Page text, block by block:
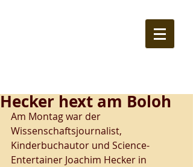
Hecker hext am Boloh
Am Montag war der
Wissenschaftsjournalist,
Kinderbuchautor und Science-
Entertainer Joachim Hecker in